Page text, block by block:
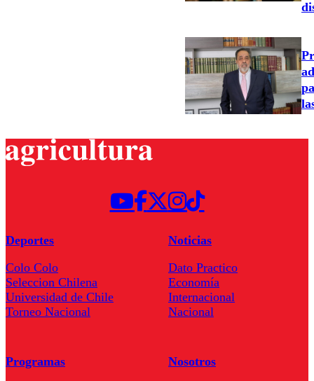
Deportes
Colo Colo
Seleccion Chilena
Universidad de Chile
Torneo Nacional
Noticias
Dato Practico
Economía
Internacional
Nacional
Programas
Nosotros